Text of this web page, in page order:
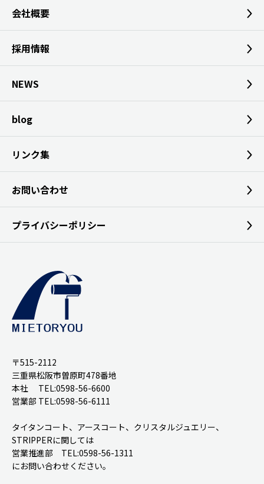
〒515-2112
三重県松阪市曽原町478番地
本社 TEL:0598-56-6600
営業部 TEL:0598-56-6111
タイタンコート、アースコート、クリスタルジュエリー、
STRIPPERに関しては
営業推進部 TEL:0598-56-1311
にお問い合わせください。
会社概要
採用情報
NEWS
blog
リンク集
お問い合わせ
プライバシーポリシー